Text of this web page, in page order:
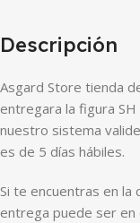
Descripción
Asgard Store tienda
entregara la figura
nuestro sistema
es de 5 días hábiles.
Si te encuentras en la
entrega puede ser en